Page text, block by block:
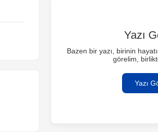
Yazı
Bazen bir yazı, birinin
görelim,
Yazı